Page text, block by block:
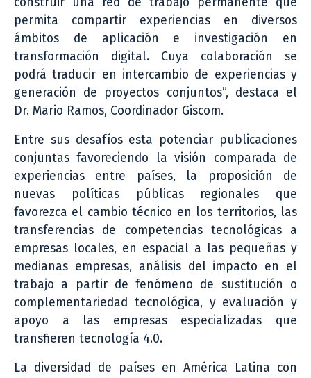
permita compartir experiencias en diversos
ámbitos de aplicación e investigación en
transformación digital. Cuya colaboración se
podrá traducir en intercambio de experiencias y
generación de proyectos conjuntos”, destaca el
Dr. Mario Ramos, Coordinador Giscom.
Entre sus desafíos esta potenciar publicaciones
conjuntas favoreciendo la visión comparada de
experiencias entre países, la proposición de
nuevas políticas públicas regionales que
favorezca el cambio técnico en los territorios, las
transferencias de competencias tecnológicas a
empresas locales, en espacial a las pequeñas y
medianas empresas, análisis del impacto en el
trabajo a partir de fenómeno de sustitución o
complementariedad tecnológica, y evaluación y
apoyo a las empresas especializadas que
transfieren tecnología 4.0.
La diversidad de países en América Latina con